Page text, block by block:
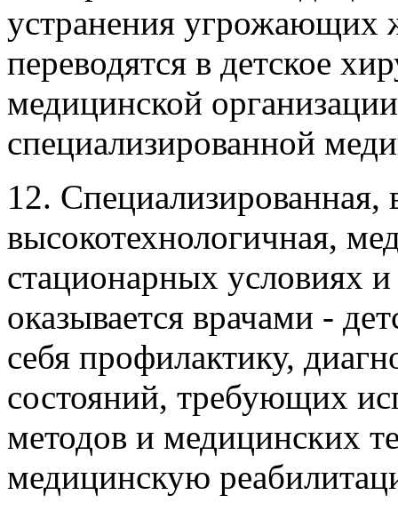
устранения угрожающих
переводятся в детское
медицинской
специализированной
12. Специализированная,
высокотехнологичная,
стационарных условиях
оказывается врачами -
себя профилактику,
состояний, требующих
методов и медицинских
медицинскую